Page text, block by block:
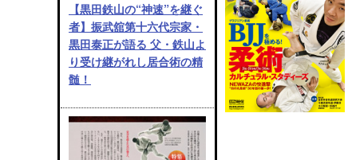
【黒田鉄山の“神速”を継ぐ
者】振武舘第十六代宗家・
黒田泰正が語る 父・鉄山よ
り受け継がれし居合術の精
髄！